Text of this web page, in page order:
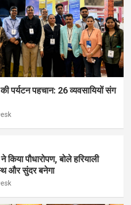
पर्यटन पहचान: 26 व्यवसायियों संग
पौधारोपण, बोले हरियाली
और सुंदर बनेगा